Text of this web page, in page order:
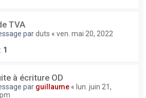
TVA
parduts « ven. mai 20, 2022
1
à écriture OD
par guillaume « lun. juin 21,